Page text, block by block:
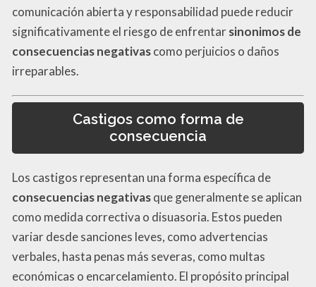
comunicación abierta y responsabilidad puede reducir
significativamente el riesgo de enfrentarsinonimos de
consecuencias negativascomo perjuicios o daños
irreparables.
Castigos como forma de
consecuencia
Los castigos representan una forma específica de
consecuencias negativasque generalmente se aplican
como medida correctiva o disuasoria. Estos pueden
variar desde sanciones leves, como advertencias
verbales, hasta penas más severas, como multas
económicas o encarcelamiento. El propósito principal